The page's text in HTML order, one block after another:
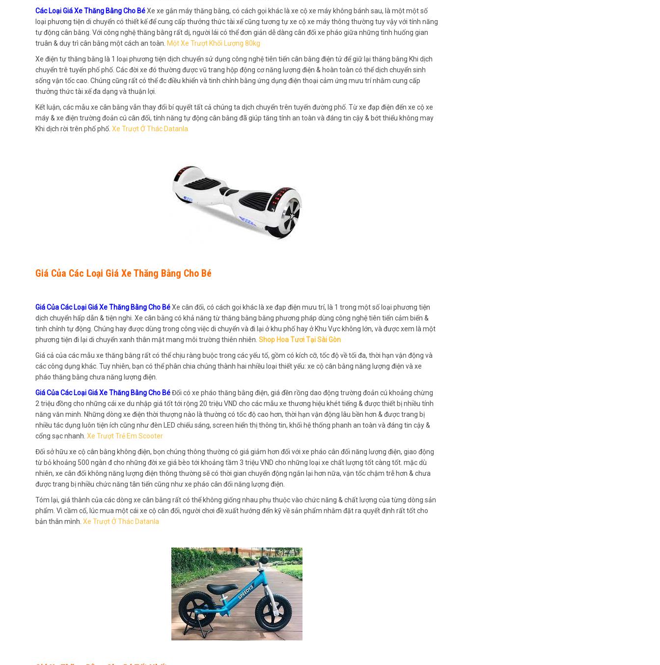
Các Loại Giá Xe Thăng Bằng Cho BéXe xe gắn máy thăng bằng, có cách gọi khác là xe cộ xe máy không bánh sau, là một một số
loại phương tiện di chuyển có thiết kế để cung cấp thưởng thức tài xế cũng tương tự xe cộ xe máy thông thường tuy vậy với tính năng
tự động cân bằng. Với công nghệ thăng bằng rất dị, người lái có thể đơn giản dễ dàng cân đối xe pháo giữa những tình huống gian
truân & duy trì cân bằng một cách an toàn. Một Xe Trượt Khối Lượng 80kg
Xe điện tự thăng bằng là 1 loại phương tiện dịch chuyển sử dụng công nghệ tiên tiến cân bằng điện tử để giữ lại thăng bằng Khi dịch
chuyển trê tuyến phố phố. Các đời xe đó thường được vũ trang hộp động cơ năng lượng điện & hoàn toàn có thể dịch chuyển sinh
sống vận tốc cao. Chúng cũng rất có thể đc điều khiển và tinh chỉnh bằng ứng dụng điện thoại cảm ứng mưu trí nhằm cung cấp
thưởng thức tài xế đa dạng và thuận lợi.
Kết luận, các mẫu xe cân bằng vẫn thay đổi bí quyết tất cả chúng ta dịch chuyển trên tuyến đường phố. Từ xe đạp điện đến xe cộ xe
máy & xe điện trường đoản cú cân đối, tính năng tự động cân bằng đã giúp tăng tính an toàn và đáng tin cậy & bớt thiểu không may
Khi dịch rời trên phố phố. Xe Trượt Ở Thác Datanla
Giá Của Các Loại Giá Xe Thăng Bằng Cho Bé
Giá Của Các Loại Giá Xe Thăng Bằng Cho BéXe cân đối, có cách gọi khác là xe đạp điện mưu trí, là 1 trong một số loại phương tiện
dịch chuyển hấp dẫn & tiện nghi. Xe cân bằng có khả năng từ thăng bằng bằng phương pháp dùng công nghệ tiên tiến cảm biến &
tinh chỉnh tự động. Chúng hay được dùng trong công việc di chuyển và đi lại ở khu phố hay ở Khu Vực không lớn, và được xem là một
phương tiện đi lại di chuyển xanh thân mật mang môi trường thiên nhiên. Shop Hoa Tươi Tại Sài Gòn
Giá cả của các mẫu xe thăng bằng rất có thể chịu ràng buộc trong các yếu tố, gồm có kích cỡ, tốc độ về tối đa, thời hạn vận động và
các công dụng khác. Tuy nhiên, bạn có thể phân chia chúng thành hai nhiều loại thiết yếu: xe cộ cân bằng năng lượng điện và xe
pháo thăng bằng chưa năng lượng điện.
Giá Của Các Loại Giá Xe Thăng Bằng Cho BéĐối có xe pháo thăng bằng điện, giá đền rồng dao động trường đoản cú khoảng chừng
2 triệu đồng cho những cái xe du nhập giá tốt tới rộng 20 triệu VND cho các mẫu xe thương hiệu khét tiếng & được thiết bị nhiều tính
năng văn minh. Những dòng xe điện thời thượng nào là thường có tốc độ cao hơn, thời hạn vận động lâu bền hơn & được trang bị
nhiều tác dụng luôn tiện ích cũng như đèn LED chiếu sáng, screen hiển thị thông tin, khối hệ thống phanh an toàn và đáng tin cậy &
cổng sạc nhanh. Xe Trượt Trẻ Em Scooter
Đối sở hữu xe cộ cân bằng không điện, bọn chúng thông thường có giá giảm hơn đối với xe pháo cân đối năng lượng điện, giao động
từ bỏ khoảng 500 ngàn đ cho những đời xe giá bèo tới khoảng tầm 3 triệu VND cho những loại xe chất lượng tốt càng tốt. mặc dù
nhiên, xe cân đối không năng lượng điện thông thường sẽ có thời gian chuyển động ngắn lại hơn nữa, vận tốc chậm trễ hơn & chưa
được trang bị nhiều chức năng tân tiến cũng như xe pháo cân đối năng lượng điện.
Tóm lại, giá thành của các dòng xe cân bằng rất có thể không giống nhau phụ thuộc vào chức năng & chất lượng của từng dòng sản
phẩm. Vì cầm cố, lúc mua một cái xe cộ cân đối, người chơi đề xuất hướng đến kỹ về sản phẩm nhằm đặt ra quyết định rất tốt cho
bản thân mình. Xe Trượt Ở Thác Datanla